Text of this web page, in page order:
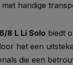
handige
8 L Li Solo biedt
het een
die een